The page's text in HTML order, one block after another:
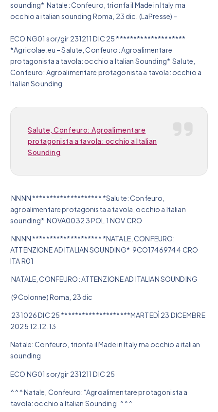
sounding* Natale: Confeuro, trionfa il Made in Italy ma
occhio a italian sounding Roma, 23 dic. (LaPresse) –
ECO NG01 sor/gir 231211 DIC 25 ********************
*Agricolae.eu – Salute, Confeuro: Agroalimentare
protagonista a tavola: occhio a Italian Sounding* Salute,
Confeuro: Agroalimentare protagonista a tavola: occhio a
Italian Sounding
Salute, Confeuro: Agroalimentare
protagonista a tavola: occhio a Italian
Sounding
NNNN ******************** *Salute: Confeuro,
agroalimentare protagonista a tavola, occhio a Italian
sounding* NOVA0032 3 POL 1 NOV CRO
NNNN ******************** *NATALE, CONFEURO:
ATTENZIONE AD ITALIAN SOUNDING* 9CO1746974 4 CRO
ITA R01
NATALE, CONFEURO: ATTENZIONE AD ITALIAN SOUNDING
(9Colonne) Roma, 23 dic
231026 DIC 25 ********************MARTEDÌ 23 DICEMBRE
2025 12.12.13
Natale: Confeuro, trionfa il Made in Italy ma occhio a italian
sounding
ECO NG01 sor/gir 231211 DIC 25
^^^Natale, Confeuro: “Agroalimentare protagonista a
tavola: occhio a Italian Sounding”^^^